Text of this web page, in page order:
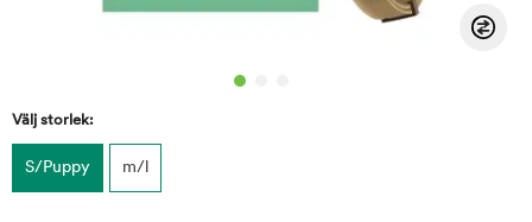
Välj storlek:
S/Puppy m/l